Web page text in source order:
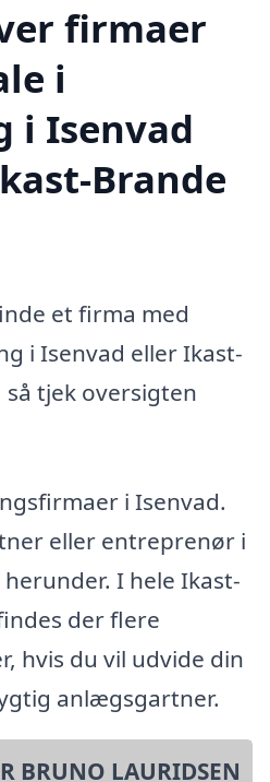
firmaer
i
i Isenvad
Brande
et firma med
i Isenvad eller Ikast-
tjek oversigten
i Isenvad.
eller entreprenør i
I hele Ikast-
der flere
hvis du vil udvide din
anlægsgartner.
BRUNO LAURIDSEN